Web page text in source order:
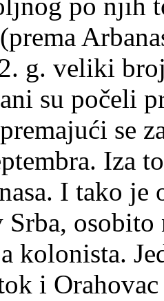
po njih
g. veliki
su počeli
se
Iza
I tako je
kolonista.
i